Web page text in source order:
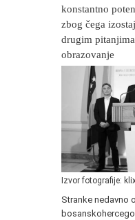
konstantno
zbog čega
drugim
obrazovanje
Izvor fotografije:
Stranke nedavno